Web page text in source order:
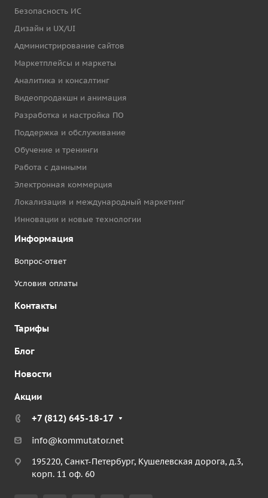
Безопасность ИС
Дизайн и UX/UI
Администрирование сайтов
Маркетплейсы и маркеты
Аналитика и консалтинг
Видеопродакшн и анимация
Разработка и настройка ПО
Поддержка и обслуживание
Обучение и тренинги
Работа с данными
Электронная коммерция
Локализация и международный маркетинг
Инновации и новые технологии
Информация
Вопрос-ответ
Условия оплаты
Контакты
Тарифы
Блог
Новости
Акции
+7 (812) 645-18-17
info@kommutator.net
195220, Санкт-Петербург, Кушелевская дорога, д.3,
корп. 11 оф. 60